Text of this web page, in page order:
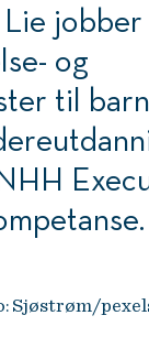
jobber
og
til
Sjøstrøm/